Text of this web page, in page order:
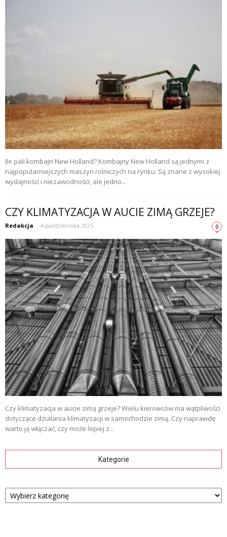
Ile pali kombajn New Holland? Kombajny New Holland są jednymi z
najpopularniejszych maszyn rolniczych na rynku. Są znane z wysokiej
wydajności i niezawodności, ale jedno...
CZY KLIMATYZACJA W AUCIE ZIMĄ GRZEJE?
Redakcja - 4 października 2025 0
Czy klimatyzacja w aucie zimą grzeje? Wielu kierowców ma wątpliwości
dotyczące działania klimatyzacji w samochodzie zimą. Czy naprawdę
warto ją włączać, czy może lepiej z...
Kategorie
Kategorie